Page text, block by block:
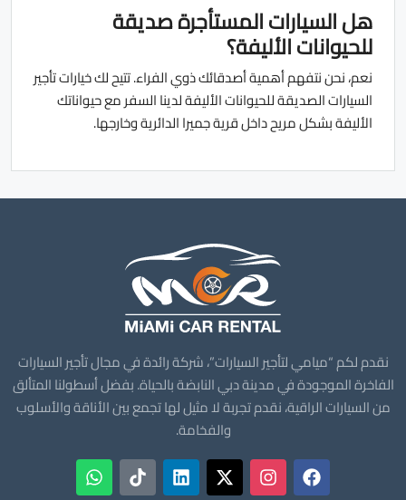
هل السيارات المستأجرة صديقة
للحيوانات الأليفة؟
نعم، نحن نتفهم أهمية أصدقائك ذوي الفراء. تتيح لك خيارات تأجير
السيارات الصديقة للحيوانات الأليفة لدينا السفر مع حيواناتك
الأليفة بشكل مريح داخل قرية جميرا الدائرية وخارجها.
نقدم لكم “ميامي لتأجير السيارات”، شركة رائدة في مجال تأجير السيارات
الفاخرة الموجودة في مدينة دبي النابضة بالحياة. بفضل أسطولنا المتألق
من السيارات الراقية، نقدم تجربة لا مثيل لها تجمع بين الأناقة والأسلوب
والفخامة.